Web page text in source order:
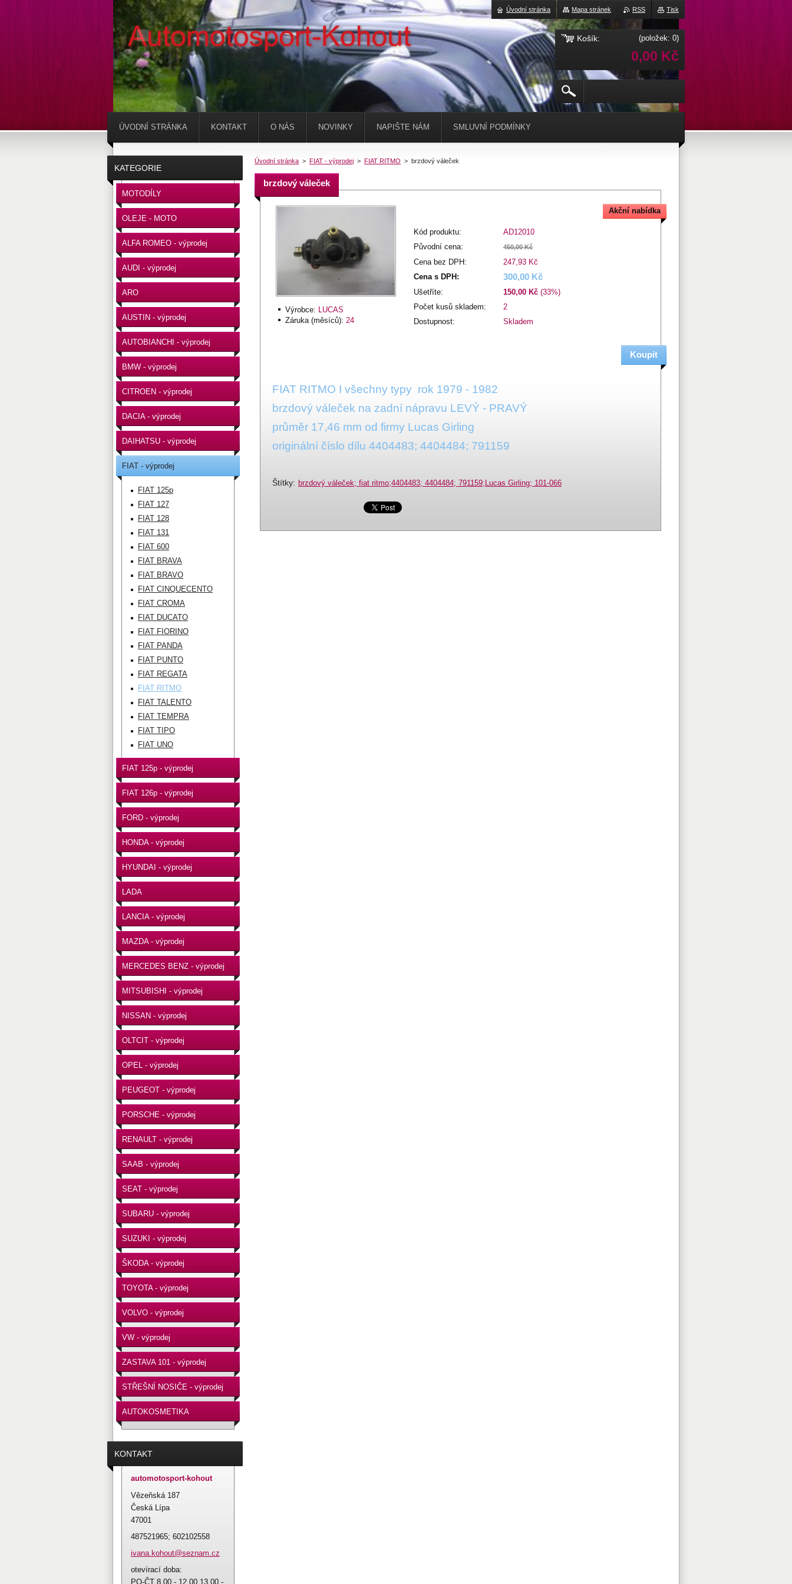
Úvodní stránka > FIAT - výprodej > FIAT RITMO > brzdový váleček
brzdový váleček
Akční nabídka
Kód produktu:
AD12010
Původní cena:
450,00 Kč
Cena bez DPH:
247,93 Kč
Cena s DPH:
300,00 Kč
Ušetříte: 150,00 Kč (33%)
Počet kusů skladem:
2
Dostupnost:
Skladem
Výrobce: LUCAS
Záruka (měsíců): 24
FIAT RITMO I všechny typy rok 1979 - 1982
brzdový váleček na zadní nápravu LEVÝ - PRAVÝ
průměr 17,46 mm od firmy Lucas Girling
originální číslo dílu 4404483; 4404484; 791159
Štítky: brzdový váleček; fiat ritmo;4404483; 4404484; 791159;Lucas Girling; 101-066
KATEGORIE
MOTODÍLY
OLEJE - MOTO
ALFA ROMEO - výprodej
AUDI - výprodej
ARO
AUSTIN - výprodej
AUTOBIANCHI - výprodej
BMW - výprodej
CITROEN - výprodej
DACIA - výprodej
DAIHATSU - výprodej
FIAT - výprodej
FIAT 125p
FIAT 127
FIAT 128
FIAT 131
FIAT 600
FIAT BRAVA
FIAT BRAVO
FIAT CINQUECENTO
FIAT CROMA
FIAT DUCATO
FIAT FIORINO
FIAT PANDA
FIAT PUNTO
FIAT REGATA
FIAT RITMO
FIAT TALENTO
FIAT TEMPRA
FIAT TIPO
FIAT UNO
FIAT 125p - výprodej
FIAT 126p - výprodej
FORD - výprodej
HONDA - výprodej
HYUNDAI - výprodej
LADA
LANCIA - výprodej
MAZDA - výprodej
MERCEDES BENZ - výprodej
MITSUBISHI - výprodej
NISSAN - výprodej
OLTCIT - výprodej
OPEL - výprodej
PEUGEOT - výprodej
PORSCHE - výprodej
RENAULT - výprodej
SAAB - výprodej
SEAT - výprodej
SUBARU - výprodej
SUZUKI - výprodej
ŠKODA - výprodej
TOYOTA - výprodej
VOLVO - výprodej
VW - výprodej
ZASTAVA 101 - výprodej
STŘEŠNÍ NOSIČE - výprodej
AUTOKOSMETIKA
KONTAKT
automotosport-kohout
Vězeňská 187
Česká Lípa
47001
487521965; 602102558
ivana.kohout@seznam.cz
otevírací doba:
PO-ČT 8.00 - 12.00 13.00 -
ÚVODNÍ STRÁNKA KONTAKT O NÁS NOVINKY NAPIŠTE NÁM SMLUVNÍ PODMÍNKY
Tisk
RSS
Mapa stránek
Úvodní stránka
Košík: (položek: 0)
0,00 Kč